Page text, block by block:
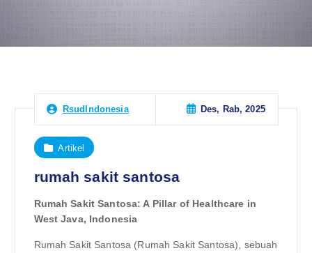
RsudIndonesia Des, Rab, 2025
Artikel
rumah sakit santosa
Rumah Sakit Santosa: A Pillar of Healthcare in
West Java, Indonesia
Rumah Sakit Santosa (Rumah Sakit Santosa), sebuah